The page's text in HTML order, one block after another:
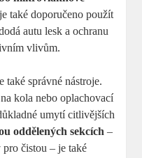
také doporučeno použít
autu lesk a ochranu
vlivům.
také správné nástroje.
na kola nebo oplachovací
umytí citlivějších
oddělených sekcích –
čistou – je také